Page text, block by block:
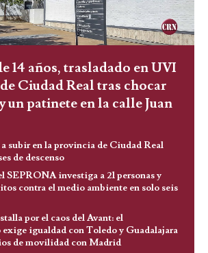
14 años, trasladado en UVI
Ciudad Real tras chocar
un patinete en la calle Juan
subir en la provincia de Ciudad Real
de descenso
SEPRONA investiga a 21 personas y
contra el medio ambiente en solo seis
por el caos del Avant: el
igualdad con Toledo y Guadalajara
de movilidad con Madrid